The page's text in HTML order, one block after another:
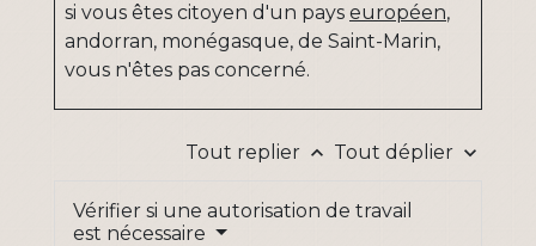
si vous êtes citoyen d'un pays européen,
andorran, monégasque, de Saint-Marin,
vous n'êtes pas concerné.
Tout replier keyboard_arrow_up Tout déplier keyboard_arrow_down
Vérifier si une autorisation de travail
est nécessaire